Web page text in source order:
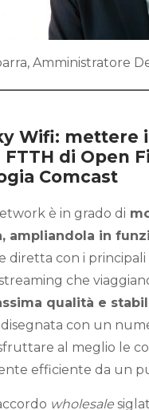
Amministratore
Wifi: mettere
FTTH di Open
Comcast
è in grado di
ampliandola in
diretta con i principali
che
qualità e
con un
al meglio le
efficiente da un
wholesale